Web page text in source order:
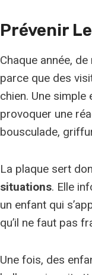
Prévenir
Chaque année,
parce que des
chien. Une
provoquer une
bousculade,
La plaque sert
situations. Elle
un enfant qui
qu’il ne faut pas
Une fois, des